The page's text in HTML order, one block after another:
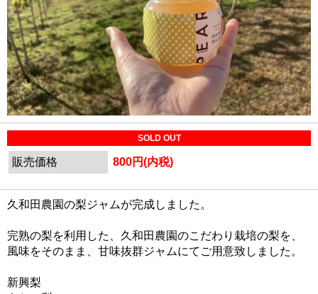
SOLD OUT
販売価格 800円(内税)
久和田農園の梨ジャムが完成しました。
完熟の梨を利用した、久和田農園のこだわり栽培の梨を、
風味をそのまま、甘味抜群ジャムにてご用意致しました。
新興梨